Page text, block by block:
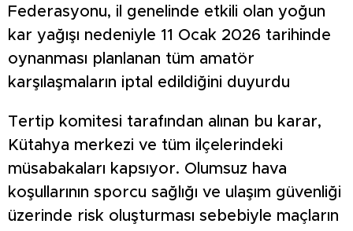
Federasyonu, il genelinde etkili olan yoğun
kar yağışı nedeniyle 11 Ocak 2026 tarihinde
oynanması planlanan tüm amatör
karşılaşmaların iptal edildiğini duyurdu
Tertip komitesi tarafından alınan bu karar,
Kütahya merkezi ve tüm ilçelerindeki
müsabakaları kapsıyor. Olumsuz hava
koşullarının sporcu sağlığı ve ulaşım güvenliği
üzerinde risk oluşturması sebebiyle maçların